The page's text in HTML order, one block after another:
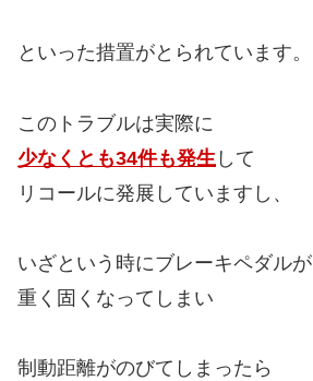
といった措置がとられています。
このトラブルは実際に
少なくとも34件も発生 して
リコールに発展していますし、
いざという時にブレーキペダルが
重く固くなってしまい
制動距離がのびてしまったら